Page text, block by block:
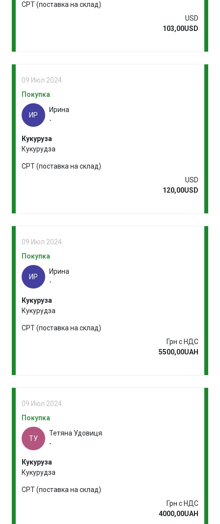
CPT (поставка на склад)
USD
103,00USD
09 Июл 2024
Покупка
ИР
Ирина
-
Кукуруза
Кукурудза
CPT (поставка на склад)
USD
120,00USD
09 Июл 2024
Покупка
ИР
Ирина
-
Кукуруза
Кукурудза
CPT (поставка на склад)
Грн с НДС
5500,00UAH
09 Июл 2024
Покупка
ТУ
Тетяна Удовиця
-
Кукуруза
Кукурудза
CPT (поставка на склад)
Грн с НДС
4000,00UAH